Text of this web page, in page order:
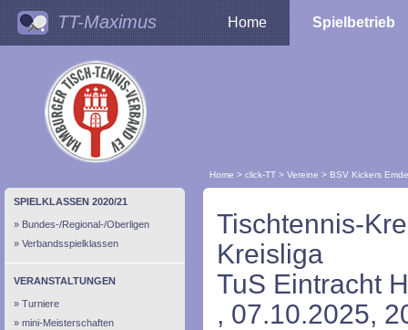
TT-Maximus Home Spielbetrieb
Home > click-TT > Vereine > BSV Kickers
SPIELKLASSEN 2020/21
Bundes-/Regional-/Oberligen
Verbandsspielklassen
VERANSTALTUNGEN
Turniere
mini-Meisterschaften
Tischtennis-
Kreisliga
TuS Eintracht
, 07.10.2025,